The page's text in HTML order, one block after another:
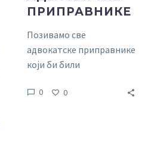
ПРИПРАВНИКЕ
Позивамо све
адвокатске приправнике
који би били
похађање Припремне
0 0